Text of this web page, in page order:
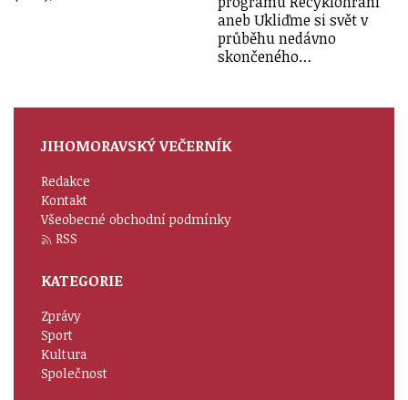
aneb Ukliďme si svět v
průběhu nedávno
skončeného…
JIHOMORAVSKÝ VEČERNÍK
Redakce
Kontakt
Všeobecné obchodní podmínky
RSS
KATEGORIE
Zprávy
Sport
Kultura
Společnost